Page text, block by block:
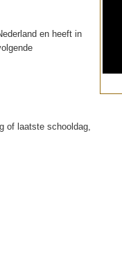
en heeft in
of laatste schooldag,